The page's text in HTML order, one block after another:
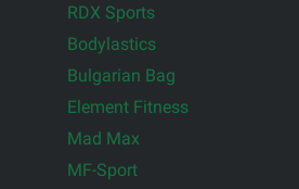
RDX Sports
Bodylastics
Bulgarian Bag
Element Fitness
Mad Max
MF-Sport